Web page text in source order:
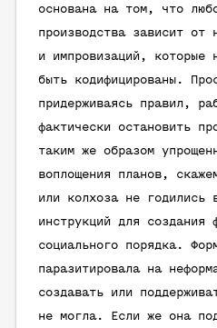
основана на том, что
производства зависит от
и импровизаций, которые
быть кодифицированы.
придерживаясь правил,
фактически остановить
таким же образом
воплощения планов,
или колхоза не годились
инструкций для создания
социального порядка.
паразитировала на
создавать или
не могла. Если же она